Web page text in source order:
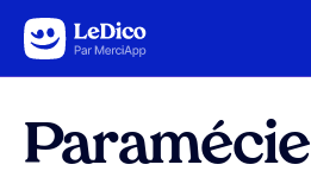
Aller au contenu
Paramécie